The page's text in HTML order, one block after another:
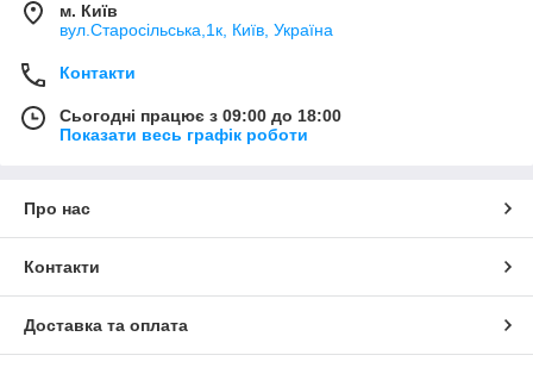
м. Київ
вул.Старосільська,1к, Київ, Україна
Контакти
Сьогодні працює з 09:00 до 18:00
Показати весь графік роботи
Про нас
Контакти
Доставка та оплата